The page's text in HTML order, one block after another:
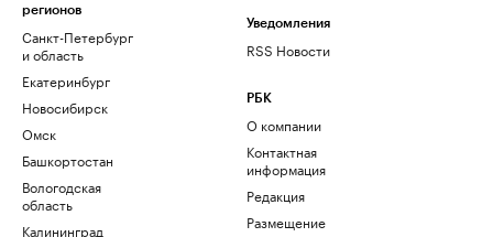
регионов
Санкт-Петербург
и область
Екатеринбург
Новосибирск
Омск
Башкортостан
Вологодская
область
Калининград
Уведомления
RSS Новости
РБК
О компании
Контактная
информация
Редакция
Размещение